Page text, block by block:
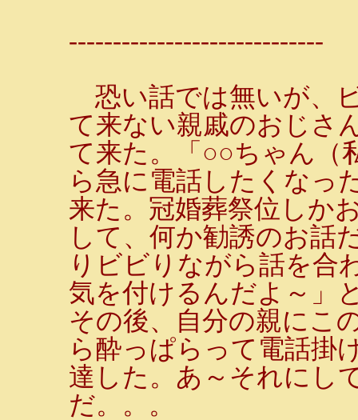
-----------------------------
恐い話では無いが、
て来ない親戚のおじさ
て来た。「○○ちゃん（
ら急に電話したくなっ
来た。冠婚葬祭位しか
して、何か勧誘のお話
りビビりながら話を合
気を付けるんだよ～」
その後、自分の親にこ
ら酔っぱらって電話掛
達した。あ～それにし
だ。。。